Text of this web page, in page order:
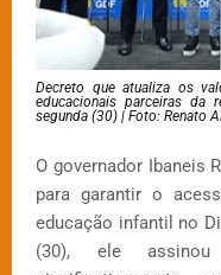
Decreto que atualiza os
educacionais parceiras da
segunda (30) | Foto: Renato
O governador Ibaneis
para garantir o
educação infantil no
(30), ele